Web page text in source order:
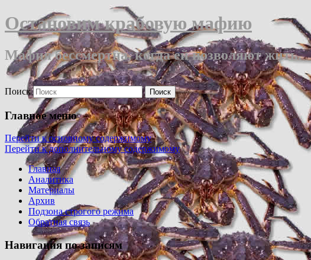
Остановим крабовую мафию
Мафия бессмертна, когда ей позволяют жить.
Поиск
Главное меню
Перейти к основному содержимому
Перейти к дополнительному содержимому
Главная
Аналитика
Материалы
Архив
Подзона строгого режима
Обратная связь
Навигация по записям